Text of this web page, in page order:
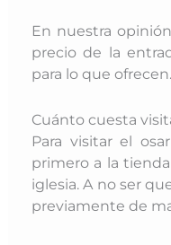
En nuestra
precio de la
para lo que ofrecen.
Cuánto cuesta
Para visitar el
primero a la
iglesia. A no ser
previamente de